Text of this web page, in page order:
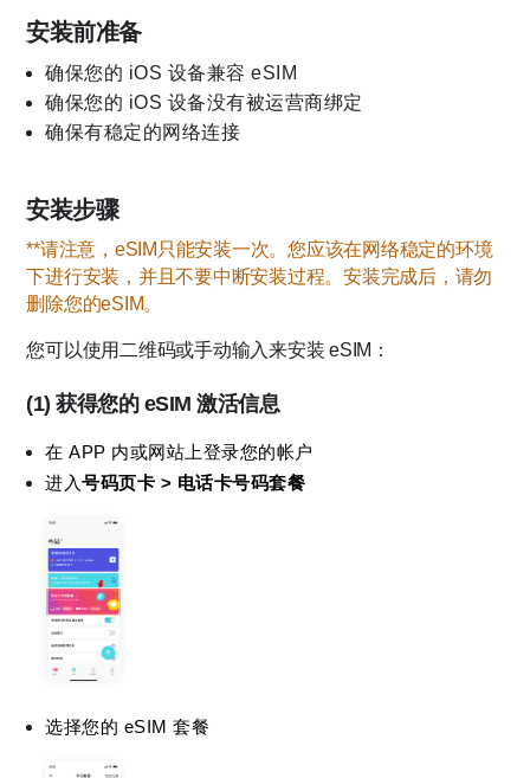
安装前准备
确保您的 iOS 设备兼容 eSIM
确保您的 iOS 设备没有被运营商绑定
确保有稳定的网络连接
安装步骤
**请注意，eSIM只能安装一次。您应该在网络稳定的环境
下进行安装，并且不要中断安装过程。安装完成后，请勿
删除您的eSIM。
您可以使用二维码或手动输入来安装 eSIM：
(1) 获得您的 eSIM 激活信息
在 APP 内或网站上登录您的帐户
进入号码页卡 > 电话卡号码套餐
选择您的 eSIM 套餐